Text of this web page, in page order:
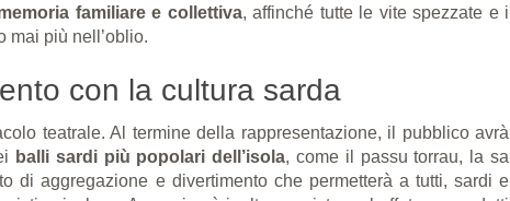
familiare e collettiva, affinché tutte le vite spezzate e i
mai più nell’oblio.
con la cultura sarda
teatrale. Al termine della rappresentazione, il pubblico avrà
balli sardi più popolari dell’isola, come il passu torrau, la sa
di aggregazione e divertimento che permetterà a tutti, sardi e